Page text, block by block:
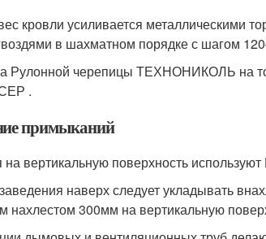
кровли усиливается металлическими
в шахматном порядке с шагом
Рулонной черепицы ТЕХНОНИКОЛЬ на
.
примыканий
вертикальную поверхность
наверх следует укладывать
нахлестом 300мм на вертикальную